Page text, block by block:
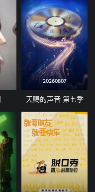
20260807
天赐的声音 第七季